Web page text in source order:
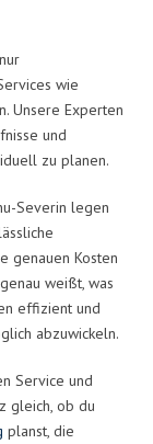
wie
Unsere Experten
und
zu planen.
Severin legen
genauen Kosten
weißt, was
effizient und
abzuwickeln.
Service und
gleich, ob du
planst, die